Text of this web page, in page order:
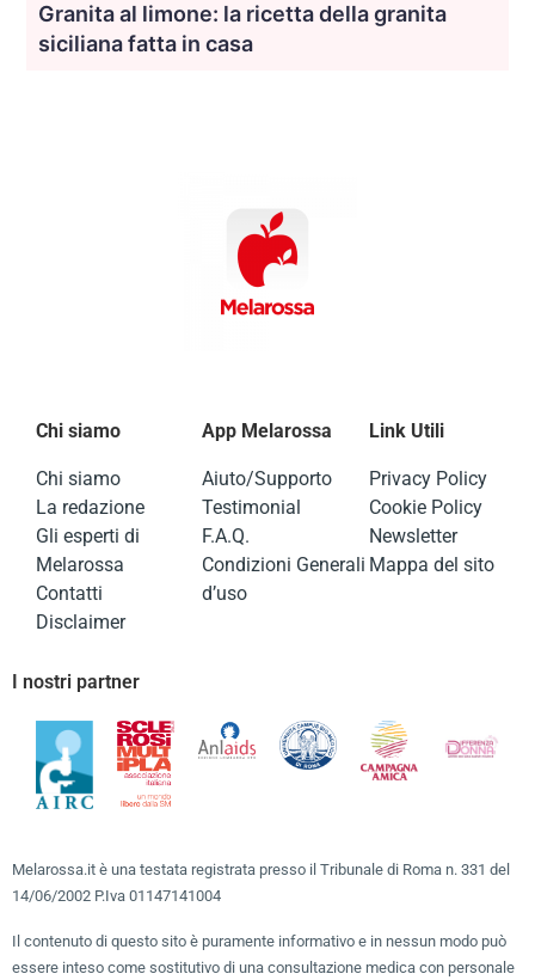
Granita al limone: la ricetta della granita
siciliana fatta in casa
Chi siamo
Chi siamo
La redazione
Gli esperti di
Melarossa
Contatti
Disclaimer
App Melarossa
Aiuto/Supporto
Testimonial
F.A.Q.
Condizioni Generali
d’uso
Link Utili
Privacy Policy
Cookie Policy
Newsletter
Mappa del sito
I nostri partner
Melarossa.it è una testata registrata presso il Tribunale di Roma n. 331 del
14/06/2002 P.Iva 01147141004
Il contenuto di questo sito è puramente informativo e in nessun modo può
essere inteso come sostitutivo di una consultazione medica con personale